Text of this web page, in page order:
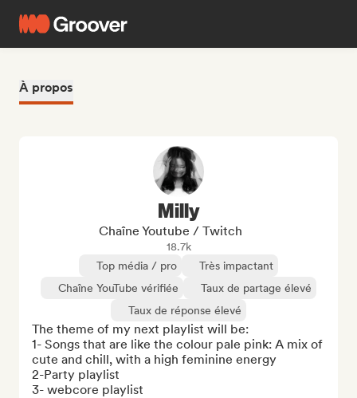
À propos
Milly
Chaîne Youtube / Twitch
18.7k
Top média / pro
Très impactant
Chaîne YouTube vérifiée
Taux de partage élevé
Taux de réponse élevé
The theme of my next playlist will be:
1- Songs that are like the colour pale pink: A mix of
cute and chill, with a high feminine energy
2-Party playlist
3- webcore playlist